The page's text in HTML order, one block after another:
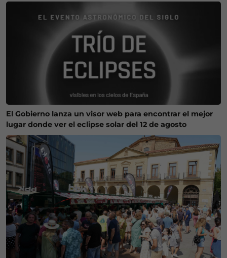
El Gobierno lanza un visor web para encontrar el mejor
lugar donde ver el eclipse solar del 12 de agosto